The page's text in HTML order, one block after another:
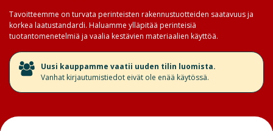
Tavoitteemme on turvata perinteisten rakennustuotteiden saatavuus ja
korkea laatustandardi. Haluamme ylläpitää perinteisiä
tuotantomenetelmiä ja vaalia kestävien materiaalien käyttöä.
​Uusi kauppamme vaatii uuden tilin luomista.
Vanhat kirjautumistiedot eivät ole enää käytössä.